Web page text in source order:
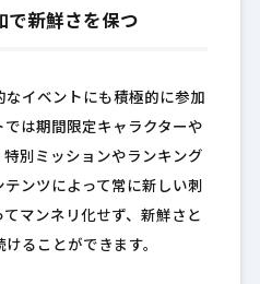
で新鮮さを保つ
イベントにも積極的に参加
では期間限定キャラクターや
別ミッションやランキング
ンツによって常に新しい刺
マンネリ化せず、新鮮さと
ることができます。